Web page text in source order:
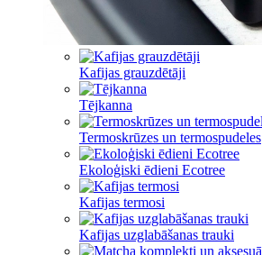
Kafijas grauzdētāji
Tējkanna
Termoskrūzes un termospudeles
Ekoloģiski ēdieni Ecotree
Kafijas termosi
Kafijas uzglabāšanas trauki